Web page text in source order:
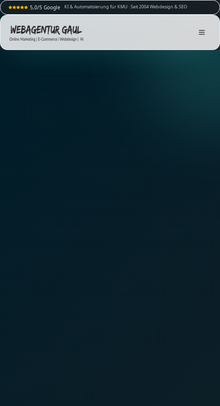
5,0/5 Google KI & Automatisierung für KMU · Seit 2004 Webdesign & SEO